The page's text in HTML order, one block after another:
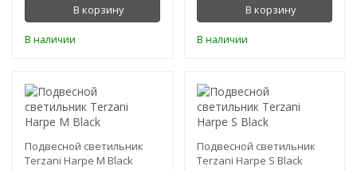
В корзину
В наличии
В корзину
В наличии
Подвесной светильник
Terzani Harpe M Black
Подвесной светильник
Terzani Harpe S Black